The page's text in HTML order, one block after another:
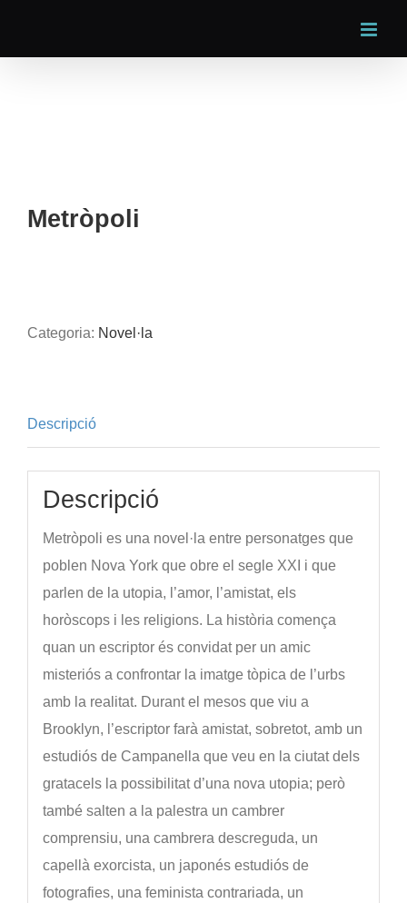
Metròpoli
Categoria: Novel·la
Descripció
Descripció
Metròpoli es una novel·la entre personatges que
poblen Nova York que obre el segle XXI i que
parlen de la utopia, l’amor, l’amistat, els
horòscops i les religions. La història comença
quan un escriptor és convidat per un amic
misteriós a confrontar la imatge tòpica de l’urbs
amb la realitat. Durant el mesos que viu a
Brooklyn, l’escriptor farà amistat, sobretot, amb un
estudiós de Campanella que veu en la ciutat dels
gratacels la possibilitat d’una nova utopia; però
també salten a la palestra un cambrer
comprensiu, una cambrera descreguda, un
capellà exorcista, un japonés estudiós de
fotografies, una feminista contrariada, un